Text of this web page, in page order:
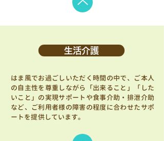
生活介護
はま風でお過ごしいただく時間の中で、ご本人
の自主性を尊重しながら「出来ること」「した
いこと」の実現サポートや食事介助・排泄介助
など、ご利用者様の障害の程度に合わせた​サポ
ートを提供しています。